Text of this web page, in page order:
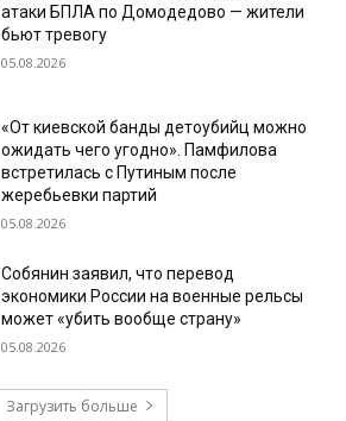
атаки БПЛА по Домодедово — жители
бьют тревогу
05.08.2026
«От киевской банды детоубийц можно
ожидать чего угодно». Памфилова
встретилась с Путиным после
жеребьевки партий
05.08.2026
Собянин заявил, что перевод
экономики России на военные рельсы
может «убить вообще страну»
05.08.2026
Загрузить больше